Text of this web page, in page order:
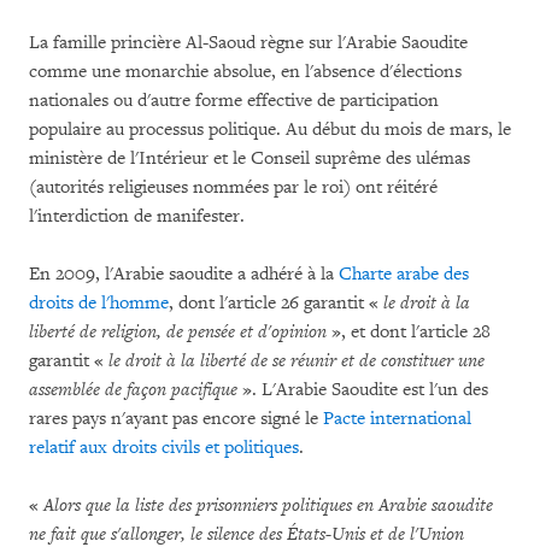
La famille princière Al-Saoud règne sur l'Arabie Saoudite
comme une monarchie absolue, en l'absence d'élections
nationales ou d'autre forme effective de participation
populaire au processus politique. Au début du mois de mars, le
ministère de l'Intérieur et le Conseil suprême des ulémas
(autorités religieuses nommées par le roi) ont réitéré
l'interdiction de manifester.
En 2009, l'Arabie saoudite a adhéré à la Charte arabe des
droits de l'homme, dont l'article 26 garantit « le droit à la
libertéde religion, de pensée et d'opinion », et dont l'article 28
garantit « le droit à la liberté de se réunir et de constituer une
assemblée de façon pacifique ». L'Arabie Saoudite est l'un des
rares pays n'ayant pas encore signé le Pacte international
relatif aux droits civils et politiques.
«Alors que la liste des prisonniers politiques en Arabie saoudite
ne fait que s'allonger, le silence des États-Unis et de l'Union